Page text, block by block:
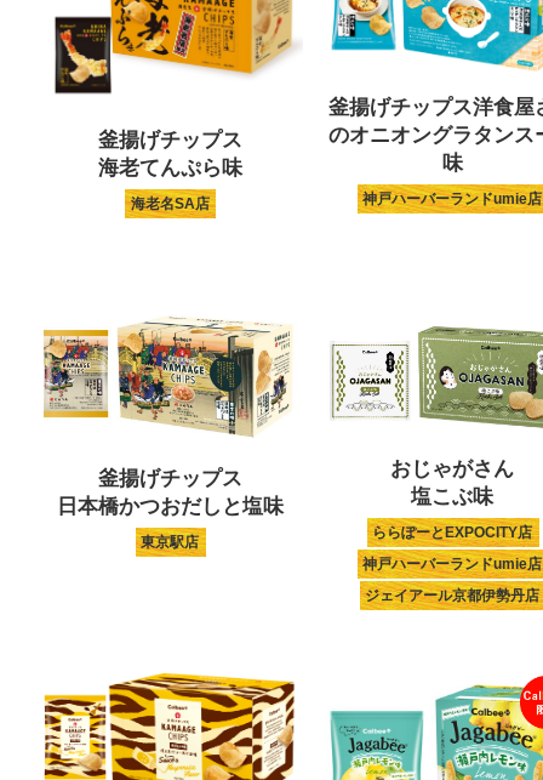
釜揚げチップス
海老てんぷら味
海老名SA店
釜揚げチップス洋食屋
のオニオングラタンス
味
神戸ハーバーランドumie店
釜揚げチップス
日本橋かつおだしと塩味
東京駅店
おじゃがさん
塩こぶ味
ららぽーとEXPOCITY店
神戸ハーバーランドumie店
ジェイアール京都伊勢丹店